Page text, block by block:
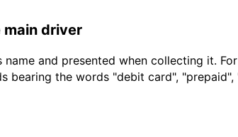
main driver
and presented when collecting it.
bearing the words "debit card",